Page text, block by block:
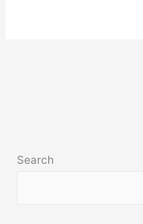
Search